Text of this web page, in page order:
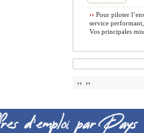
›› Pour piloter
service
Vos principales
›› ››